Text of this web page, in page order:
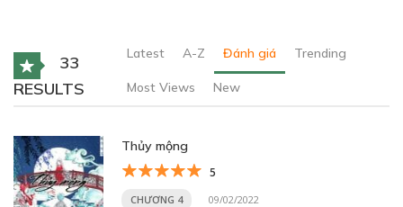
33
RESULTS
Latest A-Z Đánh giá Trending
Most Views New
Thủy mộng
5
CHƯƠNG 4 09/02/2022